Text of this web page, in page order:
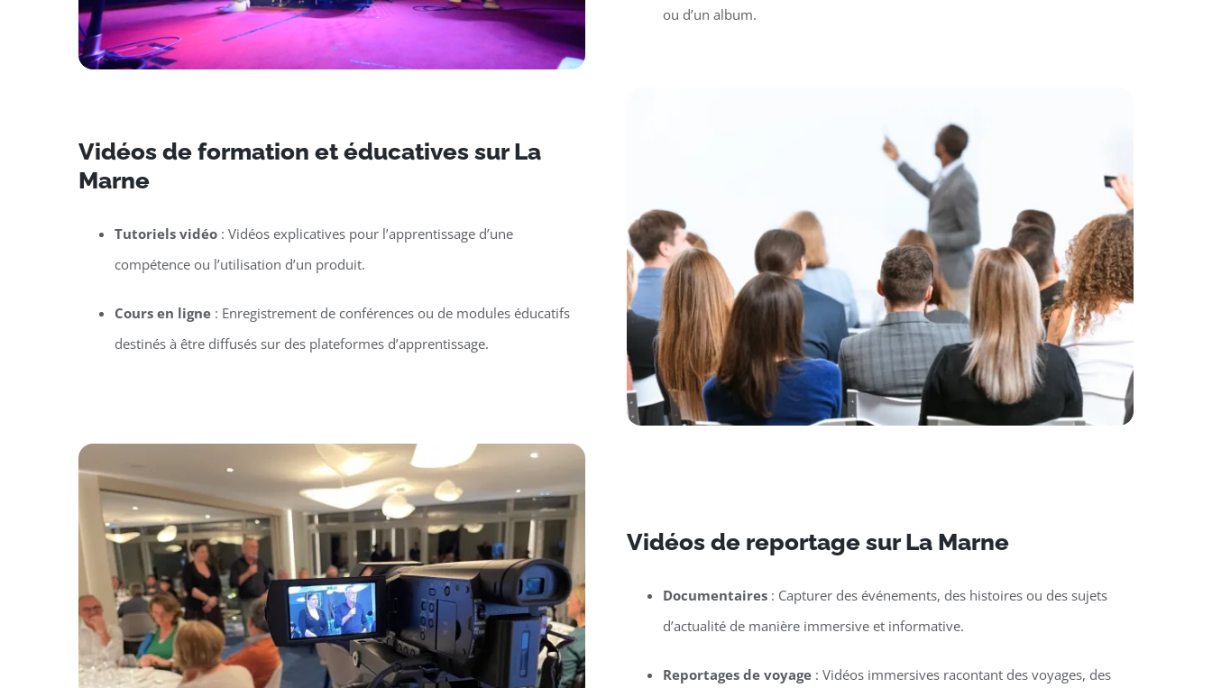
ou d’un album.
Vidéos de formation et éducatives sur La
Marne
Tutoriels vidéo: Vidéos explicatives pour l’apprentissage d’une
compétence ou l’utilisation d’un produit.
Cours en ligne: Enregistrement de conférences ou de modules éducatifs
destinés à être diffusés sur des plateformes d’apprentissage.
Vidéos de reportage sur La Marne
Documentaires : Capturer des événements, des histoires ou des sujets
d’actualité de manière immersive et informative.
Reportages de voyage : Vidéos immersives racontant des voyages, des